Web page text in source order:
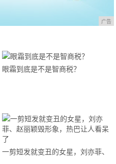
广告
眼霜到底是不是智商税？
一剪短发就变丑的女星，刘亦菲、